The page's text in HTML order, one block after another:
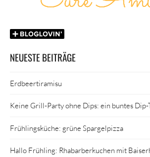
NEUESTE BEITRÄGE
Erdbeertiramisu
Keine Grill-Party ohne Dips: ein buntes
Frühlingsküche: grüne Spargelpizza
Hallo Frühling: Rhabarberkuchen mit